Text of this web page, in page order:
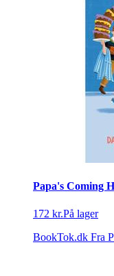
Papa's Coming
172 kr.På lager
BookTok.dk Fra